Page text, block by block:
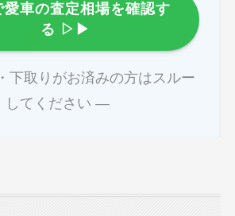
愛車の査定相場を確認す
る ▷▶
下取りがお済みの方はスルー
してください ―